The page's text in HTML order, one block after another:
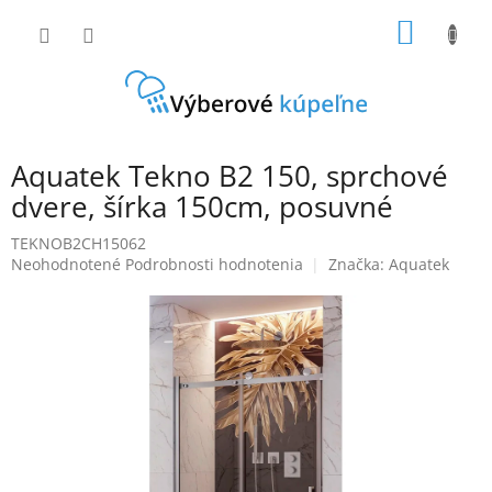
Aquatek Tekno B2 150, sprchové
dvere, šírka 150cm, posuvné
TEKNOB2CH15062
Priemerné
Neohodnotené Podrobnosti hodnotenia Značka: Aquatek